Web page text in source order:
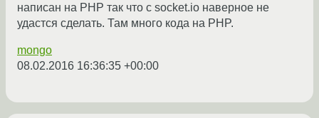
написан на PHP так что с socket.io наверное не
удастся сделать. Там много кода на PHP.
mongo
08.02.2016 16:36:35 +00:00